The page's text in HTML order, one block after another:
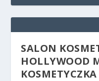
SALON
HOLLYWOOD
KOSMETYCZKA